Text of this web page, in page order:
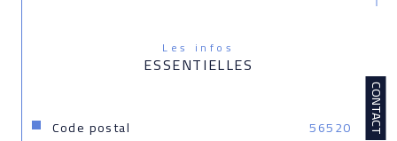
CONTACT
Les infos
ESSENTIELLES
Caractéristiques Valeurs
Code postal
56520
Les informations sur les risques auxquels ce bien